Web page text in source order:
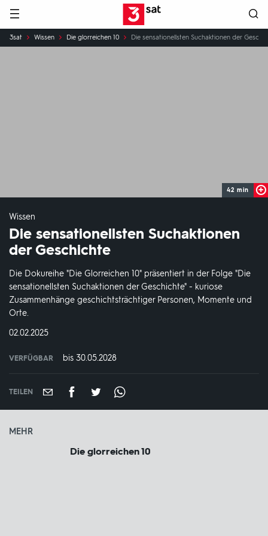
Hauptnavigation 3SAT
Sie
sind
3sat Wissen Die glorreichen 10 Die sensationellsten Suchaktionen der
42 min
Wissen
Die sensationellsten Suchaktionen
der Geschichte
Die Dokureihe "Die Glorreichen 10" präsentiert in der Folge "Die
sensationellsten Suchaktionen der Geschichte" - kuriose
Zusammenhänge geschichtsträchtiger Personen, Momente und
Orte.
DATUM:
02.02.2025
VERFÜGBAR bis 30.05.2028
TEILEN
MEHR
Die glorreichen 10